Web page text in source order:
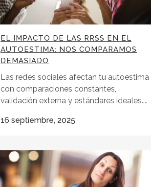
EL IMPACTO DE LAS RRSS EN EL
AUTOESTIMA: NOS COMPARAMOS
DEMASIADO
Las redes sociales afectan tu autoestima
con comparaciones constantes,
validación externa y estándares ideales....
16 septiembre, 2025